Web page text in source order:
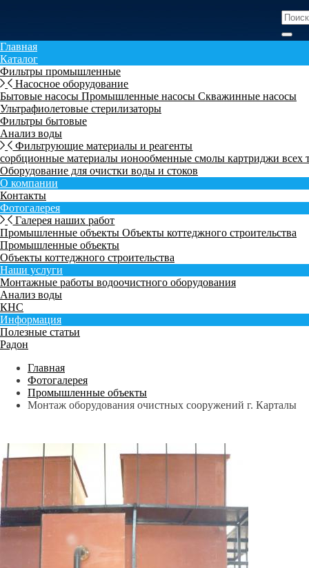
Главная
Каталог
Фильтры промышленные
Насосное оборудование
Бытовые насосы Промышленные насосы Скважинные насосы
Ультрафиолетовые стерилизаторы
Фильтры бытовые
Анализ воды
Фильтрующие материалы и реагенты
сорбционные материалы ионообменные смолы картриджи всех
Оборудование для очистки воды и стоков
О компании
Контакты
Фотогалерея
Галерея наших работ
Промышленные объекты Объекты коттеджного строительства
Промышленные объекты
Объекты коттеджного строительства
Наши услуги
Монтажные работы водоочистного оборудования
Анализ воды
КНС
Информация
Полезные статьи
Радон
Главная
Фотогалерея
Промышленные объекты
Монтаж оборудования очистных сооружений г. Карталы